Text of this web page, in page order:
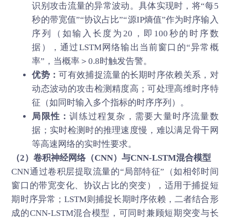
识别攻击流量的异常波动。具体实现时，将“每5
秒的带宽值”“协议占比”“源IP熵值”作为时序输入
序列（如输入长度为20，即100秒的时序数
据），通过LSTM网络输出当前窗口的“异常概
率”，当概率＞0.8时触发告警。
优势：可有效捕捉流量的长期时序依赖关系，对
动态波动的攻击检测精度高；可处理高维时序特
征（如同时输入多个指标的时序序列）。
局限性：训练过程复杂，需要大量时序流量数
据；实时检测时的推理速度慢，难以满足骨干网
等高速网络的实时性要求。
（2）卷积神经网络（CNN）与CNN-LSTM混合模型
CNN通过卷积层提取流量的“局部特征”（如相邻时间
窗口的带宽变化、协议占比的突变），适用于捕捉短
期时序异常；LSTM则捕捉长期时序依赖，二者结合形
成的CNN-LSTM混合模型，可同时兼顾短期突变与长